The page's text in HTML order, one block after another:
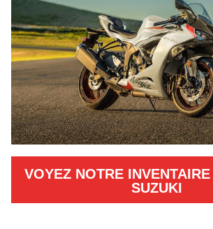
VOYEZ NOTRE
SUZUKI